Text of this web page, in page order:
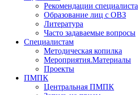
Рекомендации специалиста
Образование лиц с ОВЗ
Литература
Часто задаваемые вопросы
Специалистам
Методическая копилка
Мероприятия.Материалы
Проекты
ПМПК
Центральная ПМПК